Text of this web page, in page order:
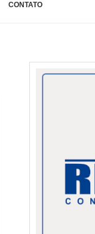
CONTATO